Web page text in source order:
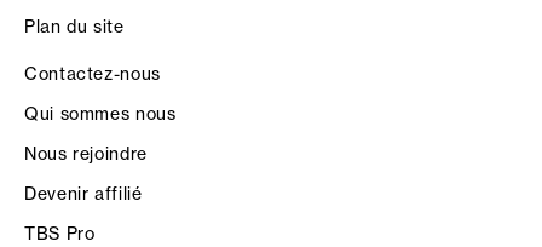
Plan du site
Contactez-nous
Qui sommes nous
Nous rejoindre
Devenir affilié
TBS Pro